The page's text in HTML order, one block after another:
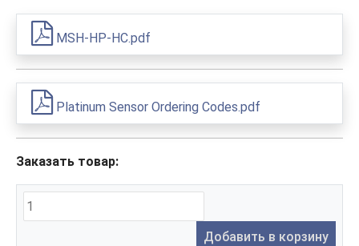
MSH-HP-HC.pdf
Platinum Sensor Ordering Codes.pdf
Заказать товар:
Добавить в корзину